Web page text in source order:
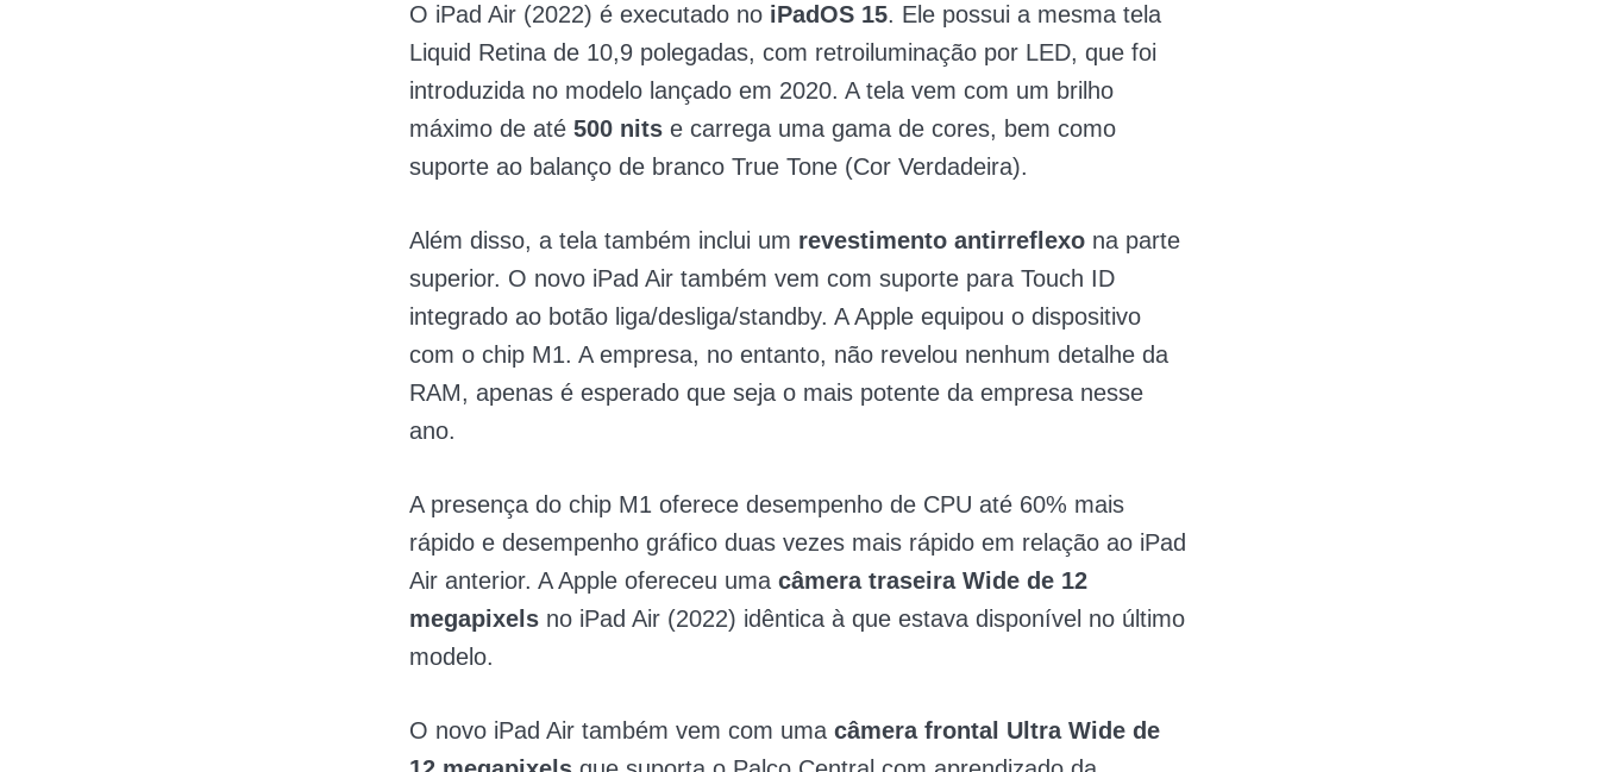
O iPad Air (2022) é executado no iPadOS 15. Ele possui a mesma tela
Liquid Retina de 10,9 polegadas, com retroiluminação por LED, que foi
introduzida no modelo lançado em 2020. A tela vem com um brilho
máximo de até 500 nits e carrega uma gama de cores, bem como
suporte ao balanço de branco True Tone (Cor Verdadeira).
Além disso, a tela também inclui um revestimento antirreflexo na parte
superior. O novo iPad Air também vem com suporte para Touch ID
integrado ao botão liga/desliga/standby. A Apple equipou o dispositivo
com o chip M1. A empresa, no entanto, não revelou nenhum detalhe da
RAM, apenas é esperado que seja o mais potente da empresa nesse
ano.
A presença do chip M1 oferece desempenho de CPU até 60% mais
rápido e desempenho gráfico duas vezes mais rápido em relação ao iPad
Air anterior. A Apple ofereceu uma câmera traseira Wide de 12
megapixels no iPad Air (2022) idêntica à que estava disponível no último
modelo.
O novo iPad Air também vem com uma câmera frontal Ultra Wide de